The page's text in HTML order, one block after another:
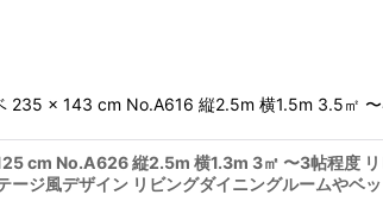
235 × 143 cm No.A616 縦2.5m 横1.5m 3.5㎡
cm No.A626 縦2.5m 横1.3m 3㎡ 〜3帖程度
ージ風デザイン リビングダイニングルームや